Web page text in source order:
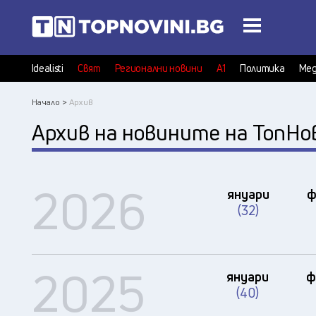
Idealisti Свят Регионални новини А1 Политика
Начало > Архив
Архив на новините на
2026
януари
(32)
2025
януари
(40)